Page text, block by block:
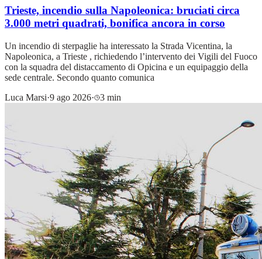
Trieste, incendio sulla Napoleonica: bruciati circa
3.000 metri quadrati, bonifica ancora in corso
Un incendio di sterpaglie ha interessato la Strada Vicentina, la
Napoleonica, a Trieste , richiedendo l’intervento dei Vigili del Fuoco
con la squadra del distaccamento di Opicina e un equipaggio della
sede centrale. Secondo quanto comunica
Luca Marsi·9 ago 2026· 3 min